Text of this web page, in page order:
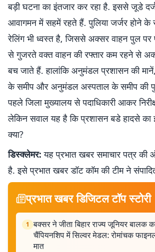
बड़ी घटना का इंतजार कर रहा है. इससे जूडे
आवागमन में सहमें रहते हैं. पुलिया जर्जर होने के
रेलिंग भी ध्वस्त है, जिससे अक्सर वाहन पुल
से गुजरते वक्त वाहन की रफ्तार कम रहने से
बच जाते हैं. हालांकि अनुमंडल प्रशासन की
के समीप और अनुमंडल अस्पताल के समीप की
पहले जिला मुख्यालय से पदाधिकारी आकर
लेकिन सवाल यह है कि प्रशासन बडे हादसे का
क्या?
डिस्क्लेमर: यह प्रभात खबर समाचार पत्र की
है. इसे प्रभात खबर डॉट कॉम की टीम ने
प्रभात खबर डिजिटल टॉप स्टोरी
1 बक्सर ने जीता बिहार राज्य जूनियर बालक
चैंपियनशिप में सिल्वर मेडल: रोमांचक
मात